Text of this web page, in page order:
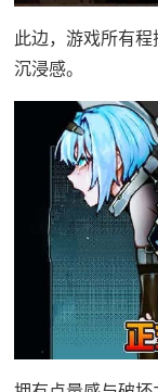
此边，游戏所有
沉浸感。